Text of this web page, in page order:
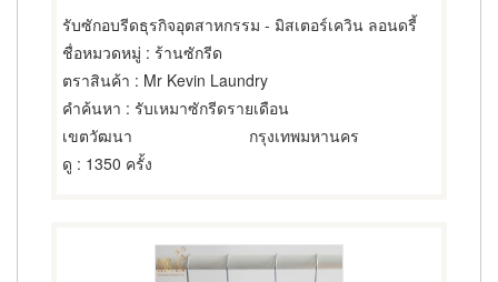
รับซักอบรีดธุรกิจอุตสาหกรรม - มิสเตอร์เควิน ลอนดรี้
ชื่อหมวดหมู่ : ร้านซักรีด
ตราสินค้า : Mr Kevin Laundry
คำค้นหา : รับเหมาซักรีดรายเดือน
เขตวัฒนา
กรุงเทพมหานคร
ดู : 1350 ครั้ง